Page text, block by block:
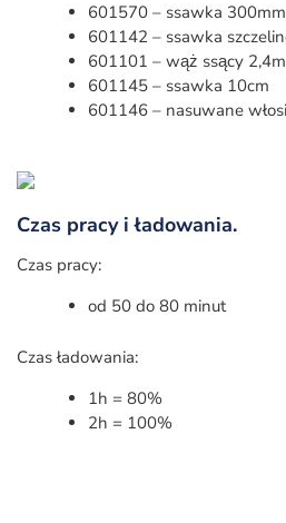
601570 – ssawka
601142 – ssawka
601101 – wąż ssący 2,4m
601145 – ssawka 10cm
601146 – nasuwane
Czas pracy i ładowania.
Czas pracy:
od 50 do 80 minut
Czas ładowania:
1h = 80%
2h = 100%